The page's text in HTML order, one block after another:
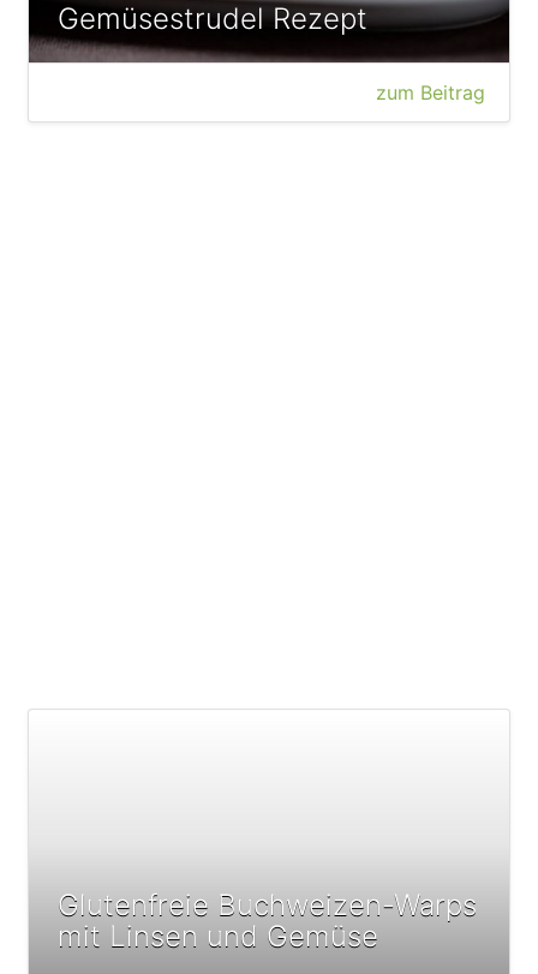
Gemüsestrudel Rezept
zum Beitrag
Glutenfreie Buchweizen-Warps
mit Linsen und Gemüse